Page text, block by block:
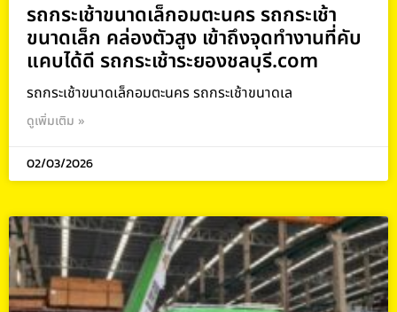
รถกระเช้าขนาดเล็กอมตะนคร รถกระเช้า
ขนาดเล็ก คล่องตัวสูง เข้าถึงจุดทำงานที่คับ
แคบได้ดี รถกระเช้าระยองชลบุรี.com
รถกระเช้าขนาดเล็กอมตะนคร รถกระเช้าขนาดเล
ดูเพิ่มเติม »
02/03/2026